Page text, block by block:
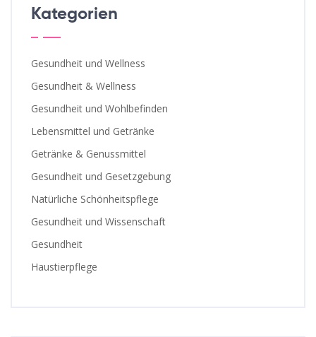
Kategorien
Gesundheit und Wellness
Gesundheit & Wellness
Gesundheit und Wohlbefinden
Lebensmittel und Getränke
Getränke & Genussmittel
Gesundheit und Gesetzgebung
Natürliche Schönheitspflege
Gesundheit und Wissenschaft
Gesundheit
Haustierpflege